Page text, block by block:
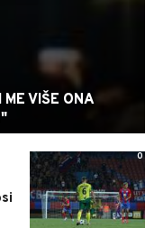
VIŠE ONA
0